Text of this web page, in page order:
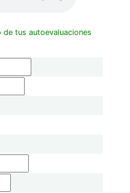
de tus autoevaluaciones